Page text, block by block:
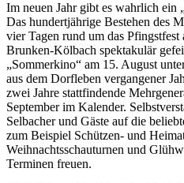
Im neuen Jahr gibt es wahrlich ein
Das hundertjährige Bestehen des
vier Tagen rund um das Pfingstfest
Brunken-Kölbach spektakulär
„Sommerkino“ am 15. August
aus dem Dorfleben vergangener
zwei Jahre stattfindende
September im Kalender.
Selbacher und Gäste auf die
zum Beispiel Schützen- und
Weihnachtsschauturnen und
Terminen freuen.